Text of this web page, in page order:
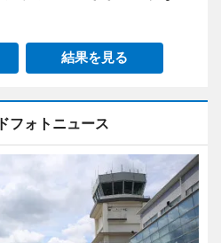
結果を見る
フォトニュース